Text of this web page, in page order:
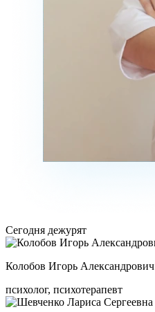
Сегодня дежурят
Колобов Игорь Александрович
психолог, психотерапевт